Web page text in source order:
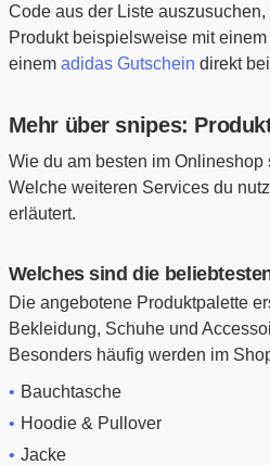
Code aus der Liste
Produkt beispielsweise mit einem
einem adidas Gutschein direkt
Mehr über snipes:
Wie du am besten im Onlineshop
Welche weiteren Services du
erläutert.
Welches sind die
Die angebotene Produktpalette
Bekleidung, Schuhe und
Besonders häufig werden im
Bauchtasche
Hoodie & Pullover
Jacke